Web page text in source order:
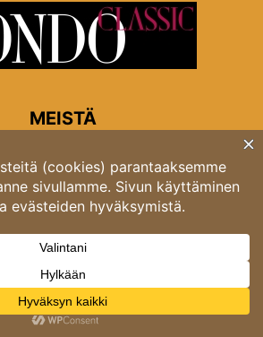
MEISTÄ
Rondon toimitus
6A 00520 Helsinki
puh. 03 4246 5318
yhteyttä:toimitus@rondo.fi
Oy 2026 ver 2.4